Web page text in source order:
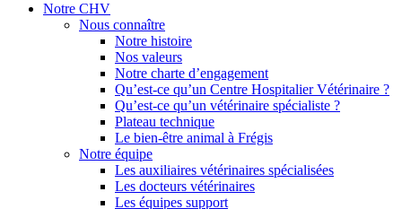
Notre CHV
Nous connaître
Notre histoire
Nos valeurs
Notre charte d’engagement
Qu’est-ce qu’un Centre Hospitalier Vétérinaire ?
Qu’est-ce qu’un vétérinaire spécialiste ?
Plateau technique
Le bien-être animal à Frégis
Notre équipe
Les auxiliaires vétérinaires spécialisées
Les docteurs vétérinaires
Les équipes support